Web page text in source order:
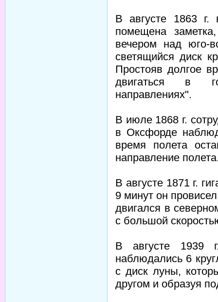
В августе 1863 г.
помещена
вечером над юго-
светящийся диск
Простояв долгое
двигаться в
направлениях".
В июле 1868 г.
в Оксфорде
время полета
направление
В августе 1871 г.
9 минут он
двигался в
с большой
В августе 1939
наблюдались 6
с диск луны,
другом и образуя